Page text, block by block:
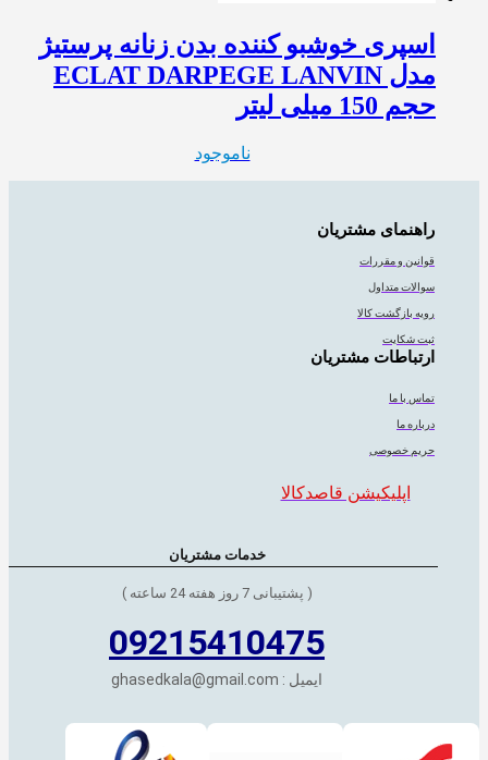
اسپری خوشبو کننده بدن زنانه پرستیژ
مدل ECLAT DARPEGE LANVIN
حجم 150 میلی لیتر
ناموجود
راهنمای مشتریان
قوانین و مقررات
سوالات متداول
رویه بازگشت کالا
ثبت شکایت
ارتباطات مشتریان
تماس با ما
درباره ما
حریم خصوصی
اپلیکیشن قاصدکالا
خدمات مشتریان
( پشتیبانی 7 روز هفته 24 ساعته )
09215410475
ایمیل : ghasedkala@gmail.com